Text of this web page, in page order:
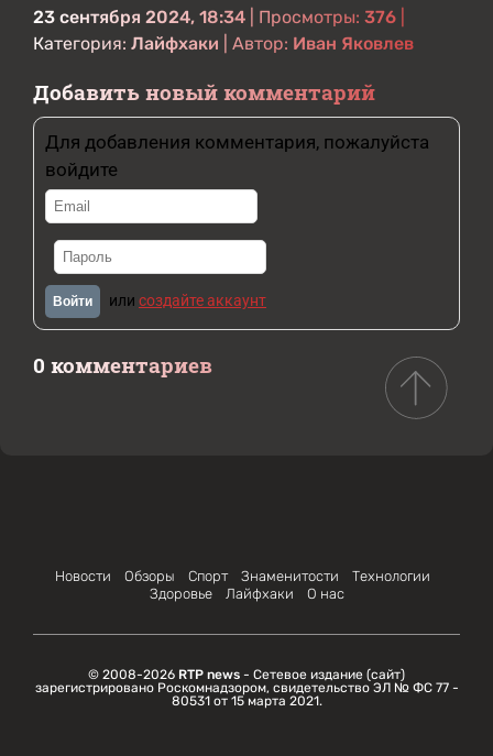
23 сентября 2024, 18:34 | Просмотры: 376
Категория: Лайфхаки | Автор: Иван Яковлев
Добавить новый комментарий
Для добавления комментария, пожалуйста
войдите
Войти или создайте аккаунт
0 комментариев
Новости Обзоры Спорт Знаменитости
Технологии
Здоровье
Лайфхаки О нас
© 2008-2026 RTP news - Сетевое издание (сайт)
зарегистрировано Роскомнадзором, свидетельство ЭЛ № ФС 77 -
80531 от 15 марта 2021.